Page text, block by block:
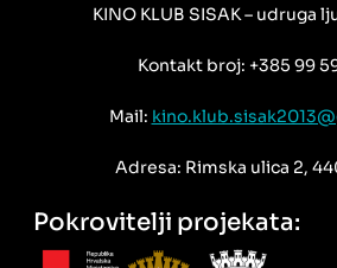
KINO KLUB SISAK – udruga
Kontakt broj: +385 99
Mail:
Adresa: Rimska ulica 2,
Pokrovitelji projekata: